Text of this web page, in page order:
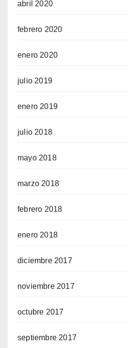
abril 2020
febrero 2020
enero 2020
julio 2019
enero 2019
julio 2018
mayo 2018
marzo 2018
febrero 2018
enero 2018
diciembre 2017
noviembre 2017
octubre 2017
septiembre 2017